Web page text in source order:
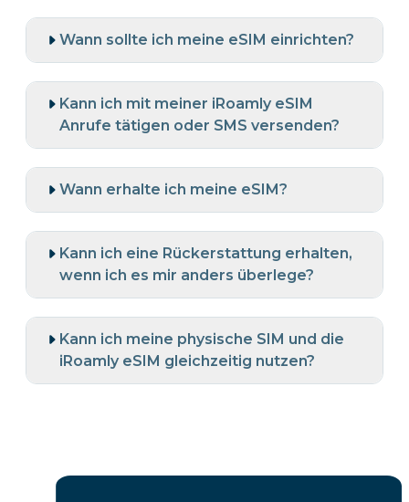
Wann sollte ich meine eSIM einrichten?
Kann ich mit meiner iRoamly eSIM
Anrufe tätigen oder SMS versenden?
Wann erhalte ich meine eSIM?
Kann ich eine Rückerstattung erhalten,
wenn ich es mir anders überlege?
Kann ich meine physische SIM und die
iRoamly eSIM gleichzeitig nutzen?